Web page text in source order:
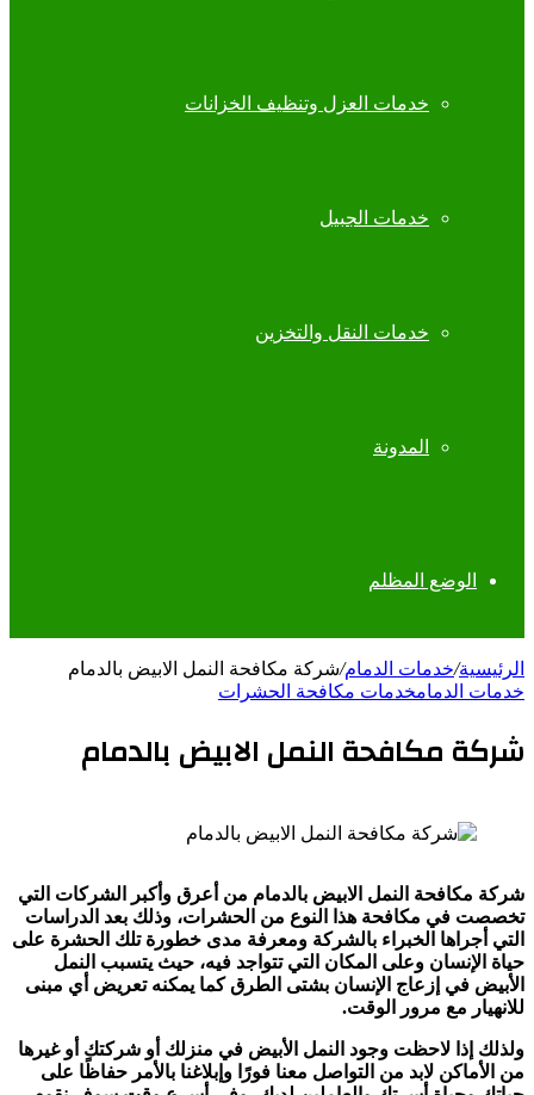
خدمات العزل وتنظيف الخزانات
خدمات الجبيل
خدمات النقل والتخزين
المدونة
الوضع المظلم
الرئيسية/خدمات الدمام/شركة مكافحة النمل الابيض بالدمام
خدمات الدمامخدمات مكافحة الحشرات
شركة مكافحة النمل الابيض بالدمام
شركة مكافحة النمل الابيض بالدمام من أعرق وأكبر الشركات التي
تخصصت في مكافحة هذا النوع من الحشرات، وذلك بعد الدراسات
التي أجراها الخبراء بالشركة ومعرفة مدى خطورة تلك الحشرة على
حياة الإنسان وعلى المكان التي تتواجد فيه، حيث يتسبب النمل
الأبيض في إزعاج الإنسان بشتى الطرق كما يمكنه تعريض أي مبنى
للانهيار مع مرور الوقت.
ولذلك إذا لاحظت وجود النمل الأبيض في منزلك أو شركتك أو غيرها
من الأماكن لابد من التواصل معنا فورًا وإبلاغنا بالأمر حفاظًا على